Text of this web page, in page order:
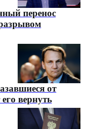
перенос
от
вернуть